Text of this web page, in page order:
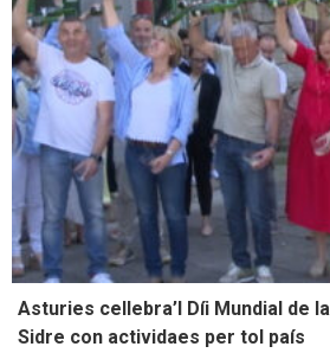
Asturies cellebra’l Díi Mundial de la
Sidre con actividaes per tol país